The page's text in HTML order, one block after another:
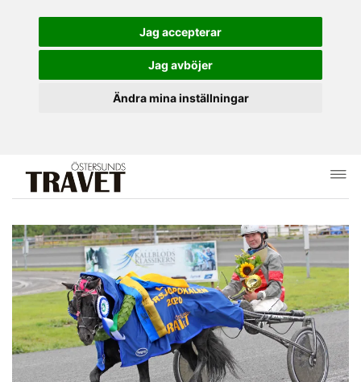
Jag accepterar
Jag avböjer
Ändra mina inställningar